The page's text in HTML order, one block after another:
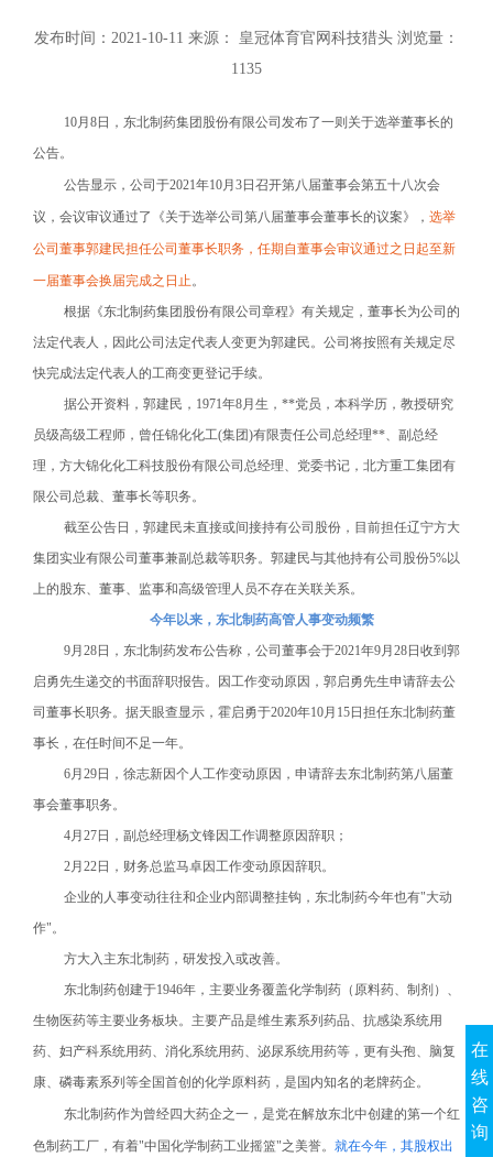
发布时间：2021-10-11 来源： 皇冠体育官网科技猎头 浏览量：
1135
10月8日，东北制药集团股份有限公司发布了一则关于选举董事长的
公告。
公告显示，公司于2021年10月3日召开第八届董事会第五十八次会
议，会议审议通过了《关于选举公司第八届董事会董事长的议案》， 选举
公司董事郭建民担任公司董事长职务，任期自董事会审议通过之日起至新
一届董事会换届完成之日止。
根据《东北制药集团股份有限公司章程》有关规定，董事长为公司的
法定代表人，因此公司法定代表人变更为郭建民。公司将按照有关规定尽
快完成法定代表人的工商变更登记手续。
据公开资料，郭建民，1971年8月生，**党员，本科学历，教授研究
员级高级工程师，曾任锦化化工(集团)有限责任公司总经理**、副总经
理，方大锦化化工科技股份有限公司总经理、党委书记，北方重工集团有
限公司总裁、董事长等职务。
截至公告日，郭建民未直接或间接持有公司股份，目前担任辽宁方大
集团实业有限公司董事兼副总裁等职务。郭建民与其他持有公司股份5%以
上的股东、董事、监事和高级管理人员不存在关联关系。
今年以来，东北制药高管人事变动频繁
9月28日，东北制药发布公告称，公司董事会于2021年9月28日收到郭
启勇先生递交的书面辞职报告。因工作变动原因，郭启勇先生申请辞去公
司董事长职务。据天眼查显示，霍启勇于2020年10月15日担任东北制药董
事长，在任时间不足一年。
6月29日，徐志新因个人工作变动原因，申请辞去东北制药第八届董
事会董事职务。
4月27日，副总经理杨文锋因工作调整原因辞职；
2月22日，财务总监马卓因工作变动原因辞职。
企业的人事变动往往和企业内部调整挂钩，东北制药今年也有"大动
作"。
方大入主东北制药，研发投入或改善。
东北制药创建于1946年，主要业务覆盖化学制药（原料药、制剂）、
生物医药等主要业务板块。主要产品是维生素系列药品、抗感染系统用
药、妇产科系统用药、消化系统用药、泌尿系统用药等，更有头孢、脑复
康、磷毒素系列等全国首创的化学原料药，是国内知名的老牌药企。
东北制药作为曾经四大药企之一， 是党在解放东北中创建的第一个红
色制药工厂，有着"中国化学制药工业摇篮"之美誉。 就在今年，其股权出
在
线
咨
询